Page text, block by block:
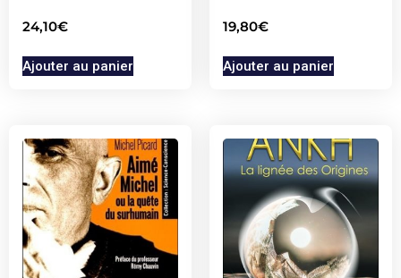
24,10€
Ajouter au panier
19,80€
Ajouter au panier